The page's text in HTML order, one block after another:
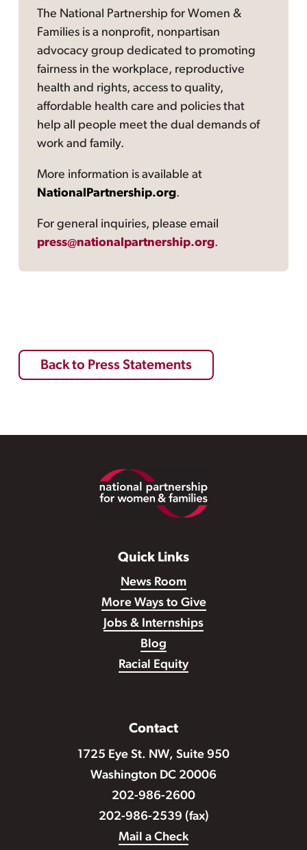
The National Partnership for Women &
Families is a nonprofit, nonpartisan
advocacy group dedicated to promoting
fairness in the workplace, reproductive
health and rights, access to quality,
affordable health care and policies that
help all people meet the dual demands of
work and family.
More information is available at
NationalPartnership.org.
For general inquiries, please email
press@nationalpartnership.org.
Back to Press Statements
Quick Links
News Room
More Ways to Give
Jobs & Internships
Blog
Racial Equity
Contact
1725 Eye St. NW, Suite 950
Washington DC 20006
202-986-2600
202-986-2539 (fax)
Mail a Check